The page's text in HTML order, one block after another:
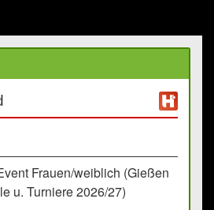
Frauen/weiblich (Gießen
u. Turniere 2026/27)